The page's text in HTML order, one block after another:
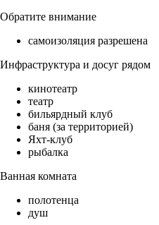
Обратите внимание
самоизоляция разрешена
Инфраструктура и досуг рядом
кинотеатр
театр
бильярдный клуб
баня (за территорией)
Яхт-клуб
рыбалка
Ванная комната
полотенца
душ